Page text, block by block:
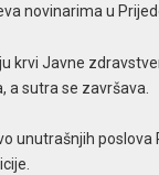
novinarima u
krvi Javne
a sutra se završava.
unutrašnjih